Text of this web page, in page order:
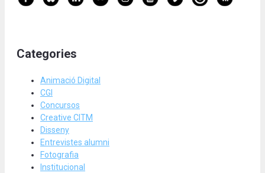
Categories
Animació Digital
CGI
Concursos
Creative CITM
Disseny
Entrevistes alumni
Fotografia
Institucional